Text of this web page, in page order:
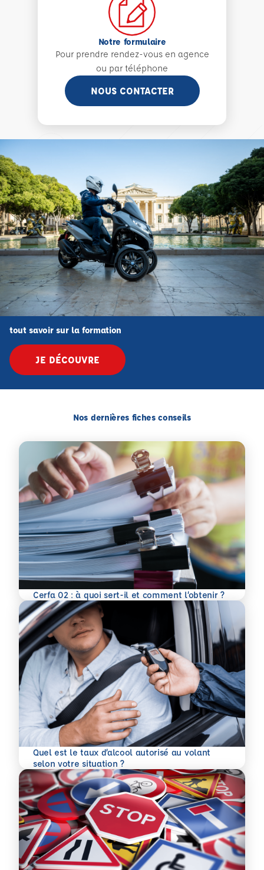
Notre formulaire
Pour prendre rendez-vous en agence
ou par téléphone
NOUS CONTACTER
tout savoir sur la formation
JE DÉCOUVRE
Nos dernières fiches conseils
Cerfa 02 : à quoi sert-il et comment l’obtenir ?
En savoir plus
Quel est le taux d’alcool autorisé au volant
selon votre situation ?
En savoir plus